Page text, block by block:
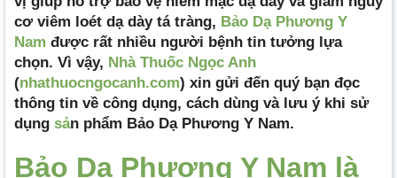
cơ viêm loét dạ dày tá tràng, Bảo Dạ Phương Y
Nam được rất nhiều người bệnh tin tưởng lựa
chọn. Vì vậy, Nhà Thuốc Ngọc Anh
(nhathuocngocanh.com) xin gửi đến quý bạn đọc
thông tin về công dụng, cách dùng và lưu ý khi sử
dụng sản phẩm Bảo Dạ Phương Y Nam.
Bảo Dạ Phương Y Nam là